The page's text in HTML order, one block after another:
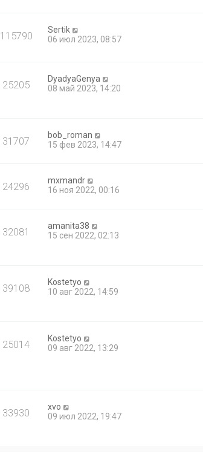
115790
Sertik
06 июл 2023, 08:57
25205
DyadyaGenya
08 май 2023, 14:20
31707
bob_roman
15 фев 2023, 14:47
24296
mxmandr
16 ноя 2022, 00:16
32081
amanita38
15 сен 2022, 02:13
39108
Kostetyo
10 авг 2022, 14:59
25014
Kostetyo
09 авг 2022, 13:29
33930
xvo
09 июл 2022, 19:47